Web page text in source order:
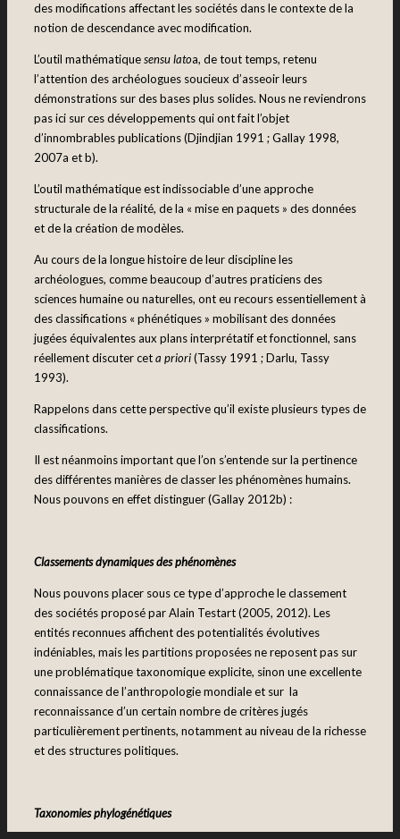
des modifications affectant les sociétés dans le contexte de la
notion de descendance avec modification.
L’outil mathématiquesensu latoa, de tout temps, retenu
l’attention des archéologues soucieux d’asseoir leurs
démonstrations sur des bases plus solides. Nous ne reviendrons
pas ici sur ces développements qui ont fait l’objet
d’innombrables publications (Djindjian 1991 ; Gallay 1998,
2007a et b).
L’outil mathématique est indissociable d’une approche
structurale de la réalité, de la « mise en paquets » des données
et de la création de modèles.
Au cours de la longue histoire de leur discipline les
archéologues, comme beaucoup d’autres praticiens des
sciences humaine ou naturelles, ont eu recours essentiellement à
des classifications « phénétiques » mobilisant des données
jugées équivalentes aux plans interprétatif et fonctionnel, sans
réellement discuter ceta priori(Tassy 1991 ; Darlu, Tassy
1993).
Rappelons dans cette perspective qu’il existe plusieurs types de
classifications.
Il est néanmoins important que l’on s’entende sur la pertinence
des différentes manières de classer les phénomènes humains.
Nous pouvons en effet distinguer (Gallay 2012b) :
Classements dynamiques des phénomènes
Nous pouvons placer sous ce type d’approche le classement
des sociétés proposé par Alain Testart (2005, 2012). Les
entités reconnues affichent des potentialités évolutives
indéniables, mais les partitions proposées ne reposent pas sur
une problématique taxonomique explicite, sinon une excellente
connaissance de l’anthropologie mondiale et sur la
reconnaissance d’un certain nombre de critères jugés
particulièrement pertinents, notamment au niveau de la richesse
et des structures politiques.
Taxonomies phylogénétiques